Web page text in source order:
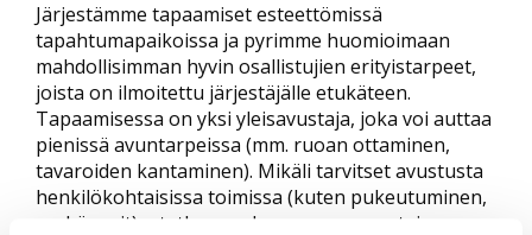
Järjestämme tapaamiset esteettömissä
tapahtumapaikoissa ja pyrimme huomioimaan
mahdollisimman hyvin osallistujien erityistarpeet,
joista on ilmoitettu järjestäjälle etukäteen.
Tapaamisessa on yksi yleisavustaja, joka voi auttaa
pienissä avuntarpeissa (mm. ruoan ottaminen,
tavaroiden kantaminen). Mikäli tarvitset avustusta
henkilökohtaisissa toimissa (kuten pukeutuminen,
wc-käynnit), otathan mukaan oman avustajan.